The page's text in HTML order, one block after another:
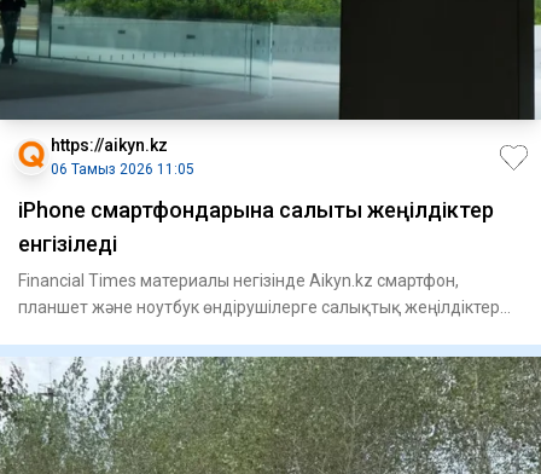
https://aikyn.kz
06 Тамыз 2026 11:05
iPhone смартфондарына салықтық жеңілдіктер
енгізіледі
Financial Times материалы негізінде Aikyn.kz смартфон,
планшет және ноутбук өндірушілерге салықтық жеңілдіктер